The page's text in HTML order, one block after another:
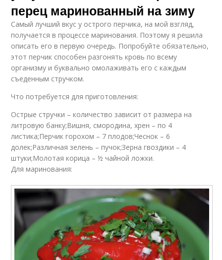
перец маринованный на зиму
Самый лучший вкус у острого перчика, на мой взгляд,
получается в процессе маринования. Поэтому я решила
описать его в первую очередь. Попробуйте обязательно,
этот перчик способен разгонять кровь по всему
организму и буквально омолаживать его с каждым
съеденным стручком.
Что потребуется для приготовления:
Острые стручки – количество зависит от размера на
литровую банку;Вишня, смородина, хрен – по 4
листика;Перчик горохом – 7 плодов;Чеснок – 6
долек;Различная зелень – пучок;Зерна гвоздики – 4
штуки;Молотая корица – ½ чайной ложки.
Для маринования: